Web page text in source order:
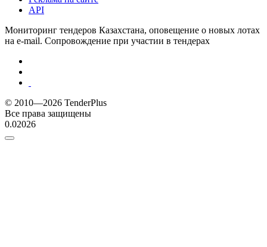
API
Мониторинг тендеров Казахстана, оповещение о новых лотах
на e-mail. Сопровождение при участии в тендерах
© 2010—2026 TenderPlus
Все права защищены
0.02026